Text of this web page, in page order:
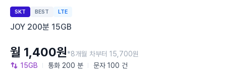
SKT BEST LTE
JOY 200분 15GB
15GB 통화 200 분 문자 100 건
월 1,400원*8개월 차부터 15,700원